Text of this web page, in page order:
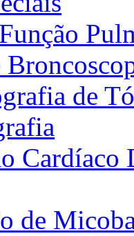
de
Cardíaco
de